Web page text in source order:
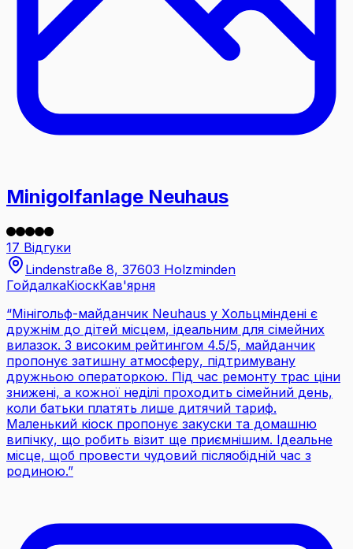
Minigolfanlage Neuhaus
17 Відгуки
Lindenstraße 8, 37603 Holzminden
ГойдалкаКіоскКав'ярня
“Мінігольф-майданчик Neuhaus у Хольцміндені є
дружнім до дітей місцем, ідеальним для сімейних
вилазок. З високим рейтингом 4.5/5, майданчик
пропонує затишну атмосферу, підтримувану
дружньою операторкою. Під час ремонту трас ціни
знижені, а кожної неділі проходить сімейний день,
коли батьки платять лише дитячий тариф.
Маленький кіоск пропонує закуски та домашню
випічку, що робить візит ще приємнішим. Ідеальне
місце, щоб провести чудовий післяобідній час з
родиною.”